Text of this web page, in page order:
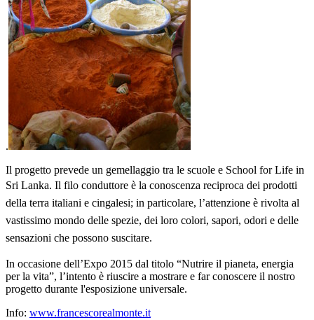
.
Il progetto prevede un gemellaggio tra le scuole e School for Life in
Sri Lanka. Il filo conduttore è la conoscenza reciproca dei prodotti
della terra italiani e cingalesi; in particolare, lʼattenzione è rivolta al
vastissimo mondo delle spezie, dei loro colori, sapori, odori e delle
sensazioni che possono suscitare.
In occasione dellʼExpo 2015 dal titolo “Nutrire il pianeta, energia
per la vita”, lʼintento è riuscire a mostrare e far conoscere il nostro
progetto durante l'esposizione universale.
Info: www.francescorealmonte.it